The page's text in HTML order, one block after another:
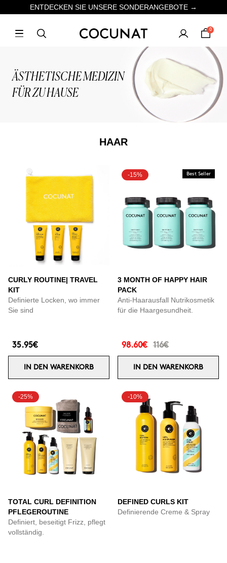
ENTDECKEN SIE UNSERE SONDERANGEBOTE →
0
ÄSTHETISCHE MEDIZIN
FÜR ZU HAUSE
HAAR
CURLY ROUTINE| TRAVEL
KIT
Definierte Locken, wo immer
Sie sind
35.95€
IN DEN WARENKORB
-15% Best Seller
3 MONTH OF HAPPY HAIR
PACK
Anti-Haarausfall Nutrikosmetik
für die Haargesundheit.
98.60€ 116€
IN DEN WARENKORB
-25%
TOTAL CURL DEFINITION
PFLEGEROUTINE
Definiert, beseitigt Frizz, pflegt
vollständig.
-10%
DEFINED CURLS KIT
Definierende Creme & Spray